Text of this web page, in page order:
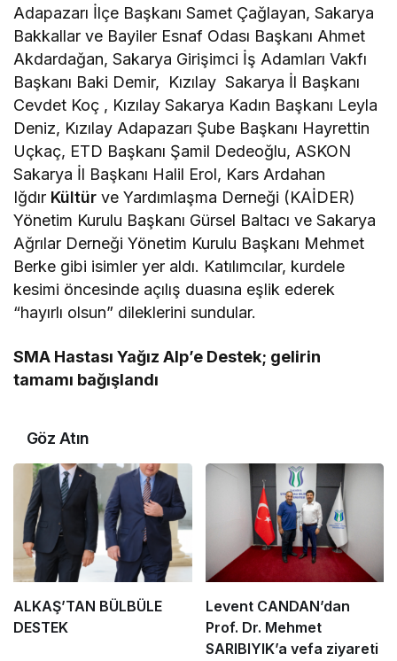
Adapazarı İlçe Başkanı Samet Çağlayan, Sakarya
Bakkallar ve Bayiler Esnaf Odası Başkanı Ahmet
Akdardağan, Sakarya Girişimci İş Adamları Vakfı
Başkanı Baki Demir, Kızılay Sakarya İl Başkanı
Cevdet Koç , Kızılay Sakarya Kadın Başkanı Leyla
Deniz, Kızılay Adapazarı Şube Başkanı Hayrettin
Uçkaç, ETD Başkanı Şamil Dedeoğlu, ASKON
Sakarya İl Başkanı Halil Erol, Kars Ardahan
Iğdır Kültür ve Yardımlaşma Derneği (KAİDER)
Yönetim Kurulu Başkanı Gürsel Baltacı ve Sakarya
Ağrılar Derneği Yönetim Kurulu Başkanı Mehmet
Berke gibi isimler yer aldı. Katılımcılar, kurdele
kesimi öncesinde açılış duasına eşlik ederek
“hayırlı olsun” dileklerini sundular.
SMA Hastası Yağız Alp’e Destek; gelirin
tamamı bağışlandı
Göz Atın
ALKAŞ’TAN BÜLBÜLE
DESTEK
Levent CANDAN’dan
Prof. Dr. Mehmet
SARIBIYIK’a vefa ziyareti